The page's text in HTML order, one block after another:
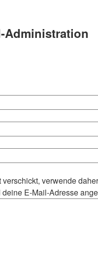
Administration
verwende
E-Mail-Adresse